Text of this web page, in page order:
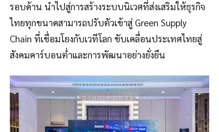
รอบด้าน นำไปสู่การสร้างระบบนิเวศที่ส่งเสริมให้ธุรกิจ
ไทยทุกขนาดสามารถปรับตัวเข้าสู่ Green Supply
Chain ที่เชื่อมโยงกับเวทีโลก ขับเคลื่อนประเทศไทยสู่
สังคมคาร์บอนต่ำและการพัฒนาอย่างยั่งยืน